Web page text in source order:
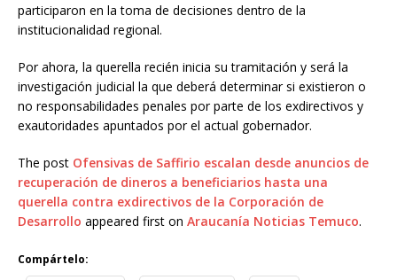
participaron en la toma de decisiones dentro de la
institucionalidad regional.
Por ahora, la querella recién inicia su tramitación y será la
investigación judicial la que deberá determinar si existieron o
no responsabilidades penales por parte de los exdirectivos y
exautoridades apuntados por el actual gobernador.
The post Ofensivas de Saffirio escalan desde anuncios de
recuperación de dineros a beneficiarios hasta una
querella contra exdirectivos de la Corporación de
Desarrollo appeared first on Araucanía Noticias Temuco.
Compártelo: